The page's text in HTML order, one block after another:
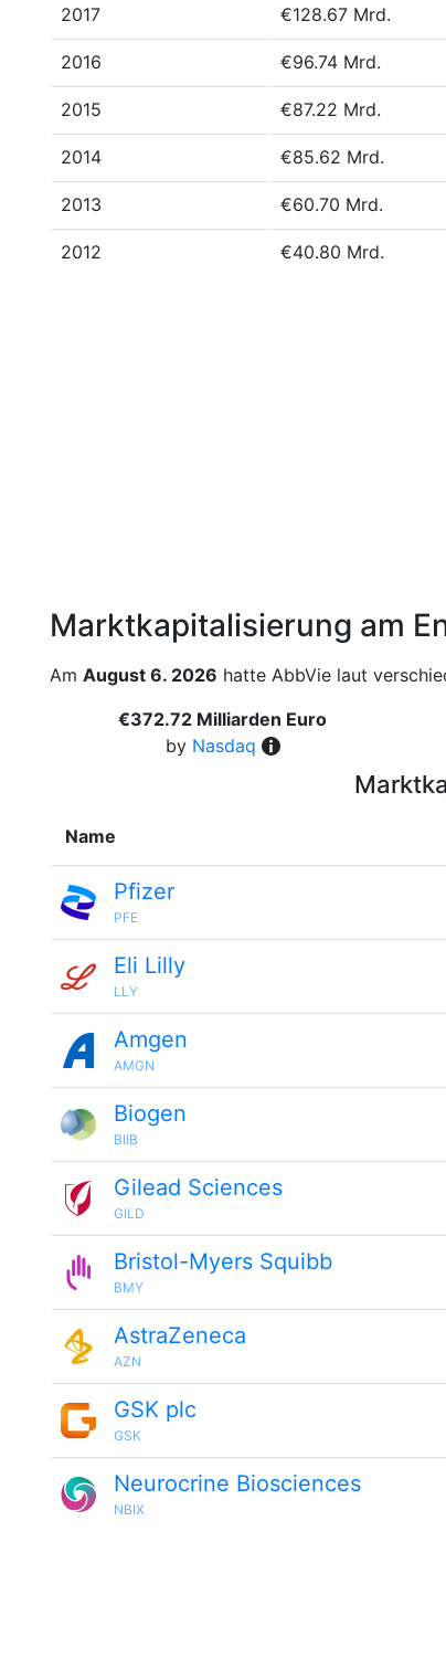
2017 €128.67 Mrd.
2016 €96.74 Mrd.
2015 €87.22 Mrd.
2014 €85.62 Mrd.
2013 €60.70 Mrd.
2012 €40.80 Mrd.
Marktkapitalisierung am
Am August 6. 2026 hatte AbbVie laut
€372.72 Milliarden Euro
by Nasdaq
Name
Pfizer
PFE
Eli Lilly
LLY
Amgen
AMGN
Biogen
BIIB
Gilead Sciences
GILD
Bristol-Myers Squibb
BMY
AstraZeneca
AZN
GSK plc
GSK
Neurocrine Biosciences
NBIX